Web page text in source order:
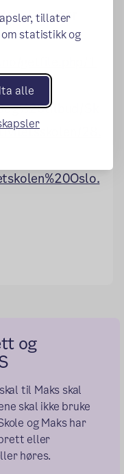
tillater
statistikk og
alle
Les mer
Sk
28.
og
til Maks skal
skal ikke bruke
og Maks har
eller
høres.